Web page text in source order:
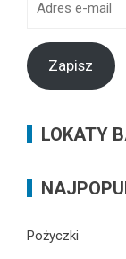
mail
Zapisz
LOKATY
Pożyczki